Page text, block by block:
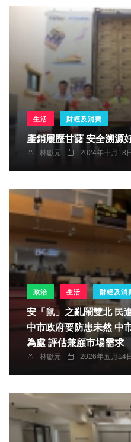
生活 財經及消費
產銷履歷甘藷 安全
林獻元 2024年十月18
政治 生活 財經及消
安「鼠」之亂鬧雙北 民進黨台中市議員鄭功進籲台
中市政府要防患未然 中市經發局：市場管理科升格
為處 評估兼顧市場需求
林獻元 2026年五月14